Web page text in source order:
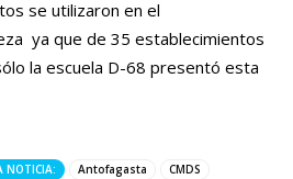
se utilizaron en el
ya que de 35 establecimientos
la escuela D-68 presentó esta
NOTICIA: Antofagasta
CMDS